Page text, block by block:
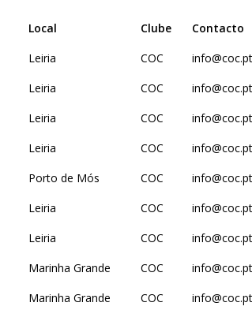
Local Clube
Contacto
Leiria COC
info@coc.pt
Leiria COC
info@coc.pt
Leiria COC
info@coc.pt
Leiria COC
info@coc.pt
Porto de Mós COC
info@coc.pt
Leiria COC
info@coc.pt
Leiria COC
info@coc.pt
Marinha Grande COC
info@coc.pt
Marinha Grande COC
info@coc.pt